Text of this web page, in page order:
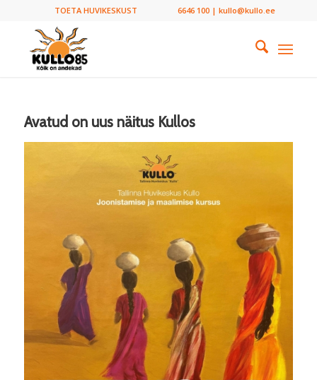
TOETA HUVIKESKUST 6646 100 | kullo@kullo.ee
Avatud on uus näitus Kullos